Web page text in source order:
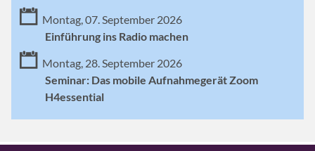
Montag, 07. September 2026
Einführung ins Radio machen
Montag, 28. September 2026
Seminar: Das mobile Aufnahmegerät Zoom
H4essential